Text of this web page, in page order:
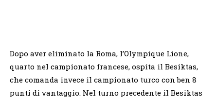
Dopo aver eliminato la Roma, l’Olympique Lione,
quarto nel campionato francese, ospita il Besiktas,
che comanda invece il campionato turco con ben 8
punti di vantaggio. Nel turno precedente il Besiktas